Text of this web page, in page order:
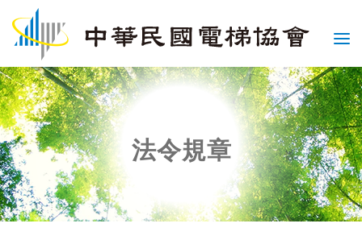
法令規章